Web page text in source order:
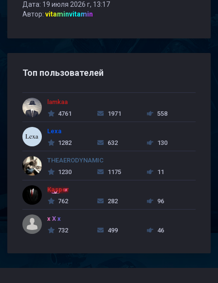
Дата: 19 июля 2026 г, 13:17
Автор: vitaminvitamin
Топ пользователей
lamkaa
4761
1971 558
Lexa
1282
632 130
THEAERODYNAMIC
1230
1175 11
Kasper
762
282 96
x X x
732
499 46